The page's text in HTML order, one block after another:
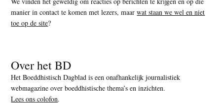
manier in contact te komen met lezers, maarwat staan we wel en niet
toe op de site?
Over het BD
Het Boeddhistisch Dagblad is een onafhankelijk journalistiek
webmagazine over boeddhistische thema’s en inzichten.
Lees ons colofon.